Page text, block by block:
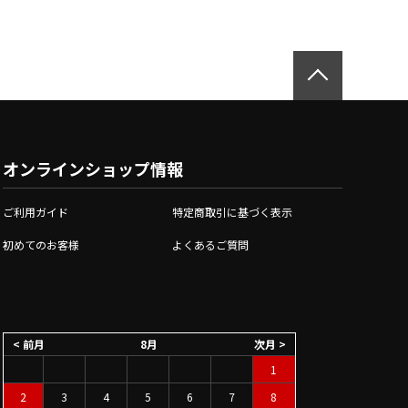
オンラインショップ情報
ご利用ガイド 特定商取引に基づく表示
初めてのお客様 よくあるご質問
8月
< 前月
次月 >
1
2
3 4 5 6 7 8